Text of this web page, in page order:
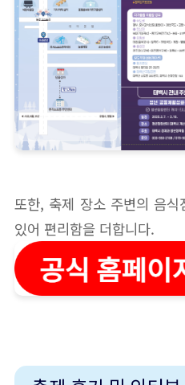
또한, 축제 장소 주변의 음
있어 편리함을 더합니다.